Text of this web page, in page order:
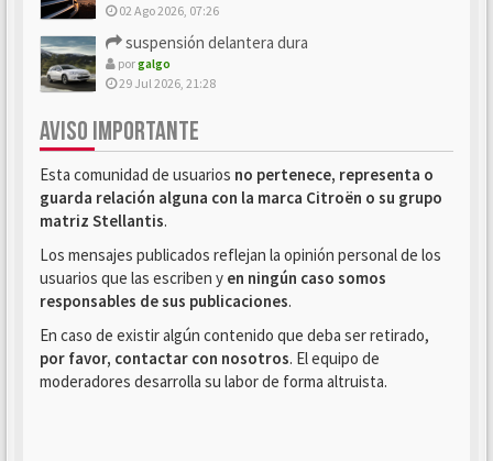
02 Ago 2026, 07:26
suspensión delantera dura
porgalgo
29 Jul 2026, 21:28
AVISO IMPORTANTE
Esta comunidad de usuarios no pertenece, representa o
guarda relación alguna con la marca Citroën o su grupo
matriz Stellantis.
Los mensajes publicados reflejan la opinión personal de los
usuarios que las escriben y en ningún caso somos
responsables de sus publicaciones.
En caso de existir algún contenido que deba ser retirado,
por favor, contactar con nosotros. El equipo de
moderadores desarrolla su labor de forma altruista.